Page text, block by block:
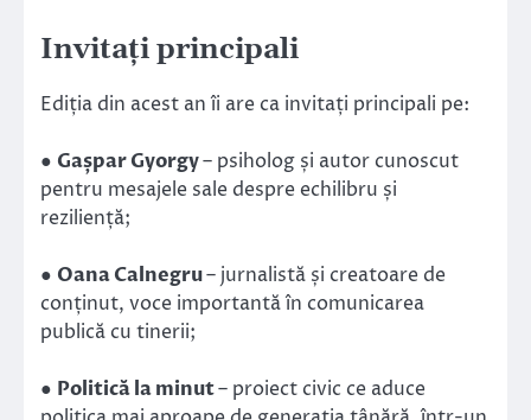
Invitați principali
Ediția din acest an îi are ca invitați principali pe:
● Gașpar Gyorgy– psiholog și autor cunoscut
pentru mesajele sale despre echilibru și
reziliență;
● Oana Calnegru– jurnalistă și creatoare de
conținut, voce importantă în comunicarea
publică cu tinerii;
● Politică la minut– proiect civic ce aduce